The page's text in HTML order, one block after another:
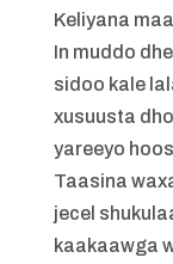
Keliyana
In muddo
sidoo kale
xusuusta
yareeyo
Taasina
jecel
kaakaawga